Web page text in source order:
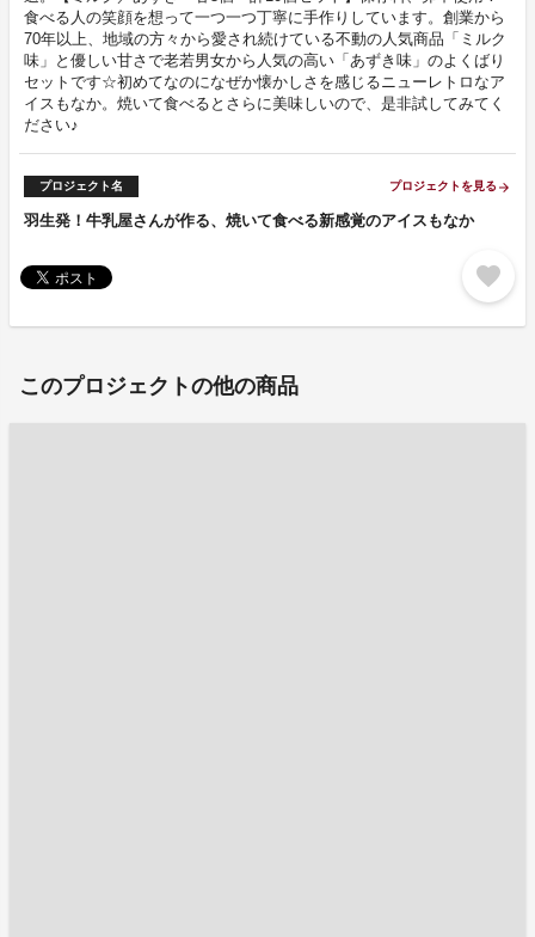
食べる人の笑顔を想って一つ一つ丁寧に手作りしています。創業から
70年以上、地域の方々から愛され続けている不動の人気商品「ミルク
味」と優しい甘さで老若男女から人気の高い「あずき味」のよくばり
セットです☆初めてなのになぜか懐かしさを感じるニューレトロなア
イスもなか。焼いて食べるとさらに美味しいので、是非試してみてく
ださい♪
プロジェクト名 プロジェクトを見る arrow_forward
羽生発！牛乳屋さんが作る、焼いて食べる新感覚のアイスもなか
favorite
このプロジェクトの他の商品